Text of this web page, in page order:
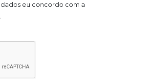
eu concordo com a